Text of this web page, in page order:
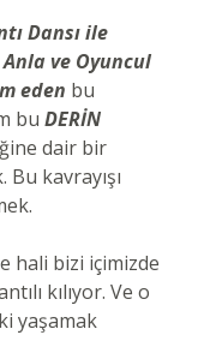
Dansı ile
ve Oyuncul
eden bu
bu DERİN
dair bir
Bu kavrayışı
hali bizi içimizde
kılıyor. Ve o
yaşamak